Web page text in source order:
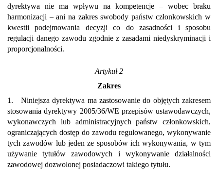
dyrektywa nie ma wpływu na kompetencje – wobec braku
harmonizacji – ani na zakres swobody państw członkowskich w
kwestii podejmowania decyzji co do zasadności i sposobu
regulacji danego zawodu zgodnie z zasadami niedyskryminacji i
proporcjonalności.
Artykuł 2
Zakres
1. Niniejsza dyrektywa ma zastosowanie do objętych zakresem
stosowania dyrektywy 2005/36/WE przepisów ustawodawczych,
wykonawczych lub administracyjnych państw członkowskich,
ograniczających dostęp do zawodu regulowanego, wykonywanie
tych zawodów lub jeden ze sposobów ich wykonywania, w tym
używanie tytułów zawodowych i wykonywanie działalności
zawodowej dozwolonej posiadaczowi takiego tytułu.